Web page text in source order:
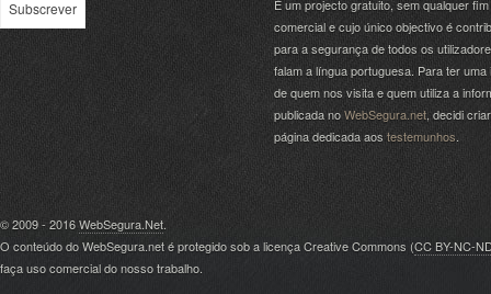
É um projecto gratuito, sem qualquer fim
comercial e cujo único objectivo é
para a segurança de todos os
falam a língua portuguesa. Para ter uma
de quem nos visita e quem utiliza a
publicada noWebSegura.net , decidi
página dedicada aos testemunhos
© 2009 - 2016WebSegura.Net.
O conteúdo do WebSegura.net é protegido sob a licença Creative Commons (CC BY-NC-
faça uso comercial do nosso trabalho.